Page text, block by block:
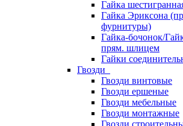
Гайка
Гайка Эриксона
фурнитуры)
Гайка-бочонок/
прям. шлицем
Гайки
Гвозди
Гвозди винтовые
Гвозди ершеные
Гвозди мебельные
Гвозди монтажные
Гвозди